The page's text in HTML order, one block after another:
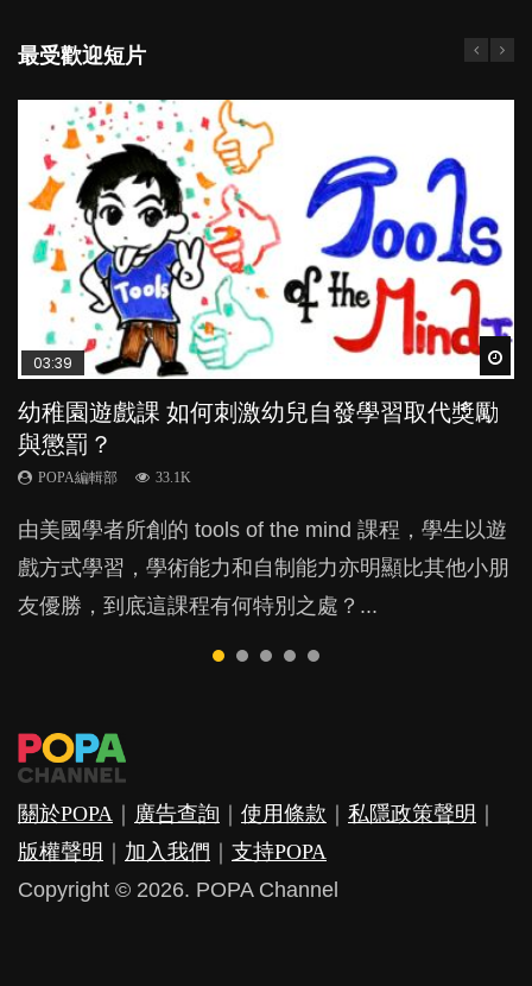
最受歡迎短片
03:39
幼稚園遊戲課 如何刺激幼兒自發學習取代獎勵
與懲罰？
POPA編輯部 33.1K
由美國學者所創的 tools of the mind 課程，學生以遊
戲方式學習，學術能力和自制能力亦明顯比其他小朋
友優勝，到底這課程有何特別之處？...
04:59
幼兒playgroup真係玩耍中學習？研究指BB 15個
月大前上堂不見效果
POPA編輯部 47.1K
現今小朋友的起跑線，愈推愈前。雖然政府並無官方
的統計數字，但粗略估算，香港至少有六、七百家早
期教育中心，但孩子是否愈早上Playgroup愈好？...
03:02
老公患產後憂鬱症對BB的影響
POPA編輯部
鬱，影響日常生活，嚴重的甚至會有自殺，或傷害小
朋友的念頭。但為何爸爸患上產後抑鬱往往難以察
覺？...
04:06
全職好？在職好？｜全職媽媽與在職媽媽的壓
力與價值
POPA編輯部 25.8K
許多媽媽心底可能都有一刻掙扎過：究竟全職好，還
是在職好。雖說每個家庭都有自己的獨特狀況和考慮
因素，但原來全職和在職媽媽所養育的子女其實都各
04:18
凡事以BB為中心，就係好爸媽？｜別忽視父母
的身心虛耗
POPA編輯部 31.5K
父母日夜無間、身心俱疲地照顧BB，如何做到正向
教養？部份父母更會為了小朋友放棄自己的嗜好、減
少出席朋友聚會等等，你以為會換來美好的親子關
關於POPA 廣告查詢 使用條款 私隱政策聲明
版權聲明
加入我們
支持POPA
Copyright © 2026. POPA Channel